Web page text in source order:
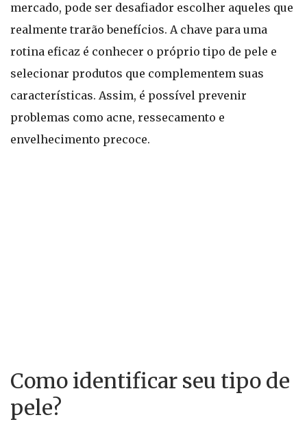
mercado, pode ser desafiador escolher aqueles que
realmente trarão benefícios. A chave para uma
rotina eficaz é conhecer o próprio tipo de pele e
selecionar produtos que complementem suas
características. Assim, é possível prevenir
problemas como acne, ressecamento e
envelhecimento precoce.
Como identificar seu tipo de
pele?